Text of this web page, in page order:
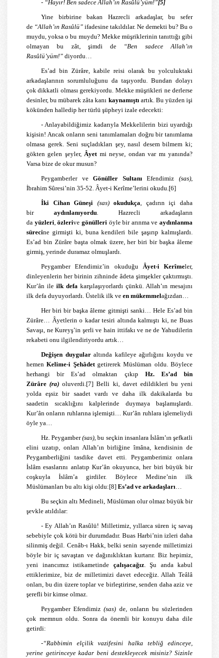
- “Hayır! Ben sadece Allah’ın Rasûlü’yüm!”[5]
Yine birbirine bakan Hazrecli arkadaşlar, bu sefer
de “Allah’ın Rasûlü” ifadesine takıldılar. Ne demekti bu? Bu o
muydu, yoksa o bu muydu? Mekke müşriklerinin tanıttığı gibi
olmayan bu zât, şimdi de
“Ben sadece Allah’ın
Rasûlü’yüm!” diyordu…
Es’ad bin Zürâre, kabile reisi olarak bu yolculuktaki
arkadaşlarının sorumluluğunu da taşıyordu. Bundan dolayı
çok dikkatli olması gerekiyordu. Mekke müşrikleri ne derlerse
desinler, bu mübarek zâta kanı kaynamıştı artık. Bu yüzden işi
kökünden halledip her türlü şüpheyi izale edecekti:
- Anlayabildiğimiz kadarıyla Mekkelilerin bizi uyardığı
kişisin! Ancak onların seni tanımlamaları doğru bir tanımlama
olmasa gerek. Seni suçladıkları şey, nasıl desem bilmem ki;
gökten gelen şeyler, Âyet mi neyse, ondan var mı yanında?
Varsa bize de okur musun?
Peygamberler veGönüller Sultanı Efendimiz(sas)
İbrahim Sûresi’nin 35-52. Âyet-i Kerîme’lerini okudu. [6]
İki Cihan Güneşi
(sas) okudukça , çadırın içi daha
bir aydınlanıyordu . Hazrecli arkadaşların
da yüzleri ,özlerive gönülleri öyle bir arınma ve aydınlanma
sürecine girmişti ki, buna kendileri bile şaşırıp kalmışlardı.
Es’ad bin Zürâre başta olmak üzere, her biri bir başka âleme
girmiş, yerinde duramaz olmuşlardı.
Peygamber Efendimiz’in okuduğu Âyet-i Kerîmeler,
dinleyenlerin her birinin zihninde âdeta şimşekler çaktırmıştı.
Kur’ân ile ilk defa karşılaşıyorlardı çünkü. Allah’ın mesajını
ilk defa duyuyorlardı. Üstelik ilk ve en mükemmelağızdan…
Her biri bir başka âleme gitmişti sanki… Hele Es’ad bin
Zürâre… Âyetlerin o kadar tesiri altında kalmıştı ki, ne Buas
Savaşı, ne Kureyş’in şerli ve hain ittifakı ve ne de Yahudilerin
rekabeti onu ilgilendiriyordu artık…
Değişen duygularaltında kafileye ağırlığını koydu ve
hemenKelime-i Şehâdetgetirerek Müslüman oldu. Böylece
herhangi bir Es’ad olmaktan çıkıp Hz. Es’ad bin
Zürâre(ra) oluverdi. [7] Belli ki, davet edildikleri bu yeni
yolda eşsiz bir saadet vardı ve daha ilk dakikalarda bu
saadetin sıcaklığını kalplerinde duymaya başlamışlardı.
Kur’ân onların ruhlarına işlemişti… Kur’ân ruhlara işlemeliydi
öyle ya…
Hz. Peygamber(sas) , bu seçkin insanlara İslâm’ın şefkatli
elini uzatıp, onları Allah’ın birliğine îmâna, kendisinin de
Peygamberliğini tasdike davet etti. Peygamberimiz onlara
İslâm esaslarını anlatıp Kur’ân okuyunca, her biri büyük bir
coşkuyla İslâm’a girdiler. Böylece Medine’nin ilk
Müslümanları bu altı kişi oldu:[8] Es’ad ve arkadaşları
Bu seçkin altı Medineli, Müslüman olur olmaz büyük bir
şevkle atıldılar:
- Ey Allah’ın Rasûlü! Milletimiz, yıllarca süren iç savaş
sebebiyle çok kötü bir durumdadır. Buas Harbi’nin izleri daha
silinmiş değil. Cenâb-ı Hakk, belki senin sayende milletimizi
böyle bir iç savaştan ve dağınıklıktan kurtarır. Biz hepimiz,
yeni inancımız istikametinde çalışacağız. Şu anda kabul
ettiklerimize, biz de milletimizi davet edeceğiz. Allah Teâlâ
onları, bu din üzere toplar ve birleştirirse, senden daha aziz ve
şerefli bir kimse olmaz.
Peygamber Efendimiz(sas) de, onların bu sözlerinden
çok memnun oldu. Sonra da önemli bir konuyu daha dile
getirdi:
-“Rabbimin elçilik vazifesini halka tebliğ edinceye,
yerine getirinceye kadar beni destekleyecek misiniz? Sizinle